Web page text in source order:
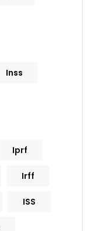
Inss
Iprf
Irff
ISS